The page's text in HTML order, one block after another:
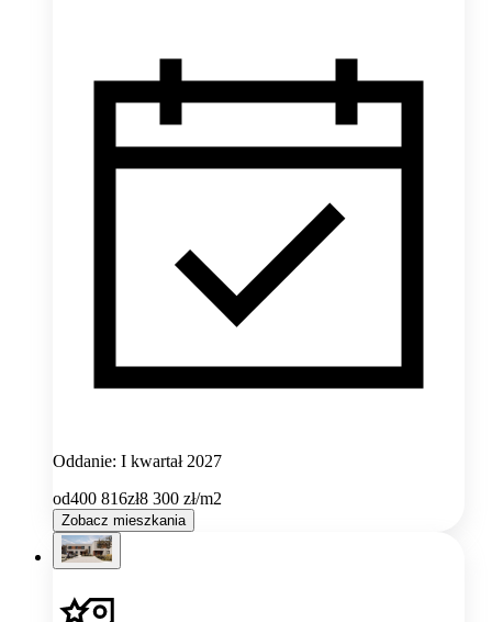
Oddanie: I kwartał 2027
od400 816zł8 300 zł/m2
Zobacz mieszkania